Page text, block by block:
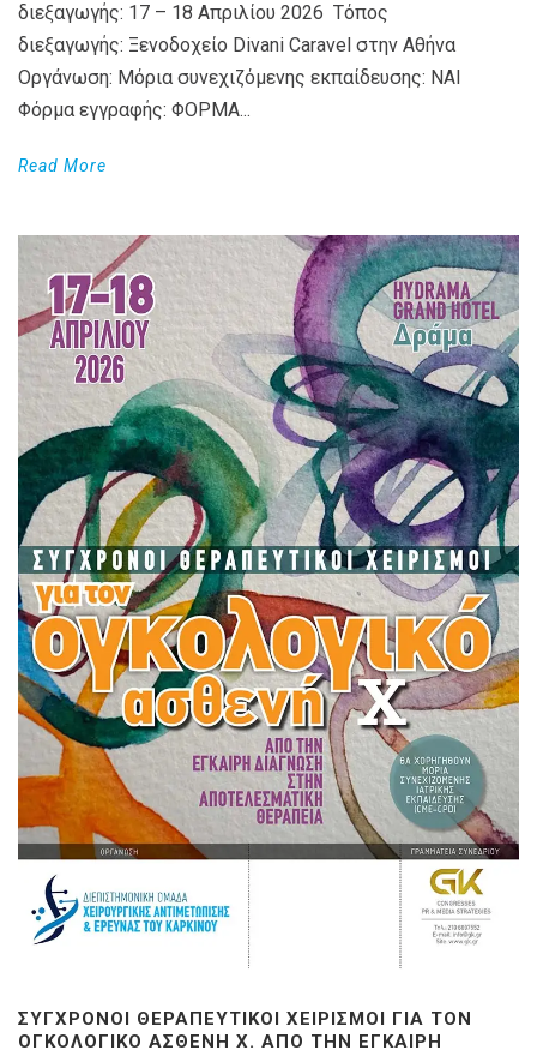
διεξαγωγής: 17 – 18 Απριλίου 2026 Τόπος
διεξαγωγής: Ξενοδοχείο Divani Caravel στην Αθήνα
Οργάνωση: Μόρια συνεχιζόμενης εκπαίδευσης: ΝΑΙ
Φόρμα εγγραφής: ΦΟΡΜΑ...
Read More
ΣΎΓΧΡΟΝΟΙ ΘΕΡΑΠΕΥΤΙΚΟΊ ΧΕΙΡΙΣΜΟΊ ΓΙΑ ΤΟΝ
ΟΓΚΟΛΟΓΙΚΌ ΑΣΘΕΝΉ X. ΑΠΌ ΤΗΝ ΈΓΚΑΙΡΗ